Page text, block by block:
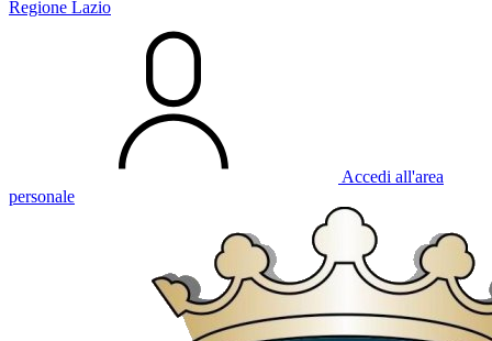
Regione Lazio
Accedi all'area
personale